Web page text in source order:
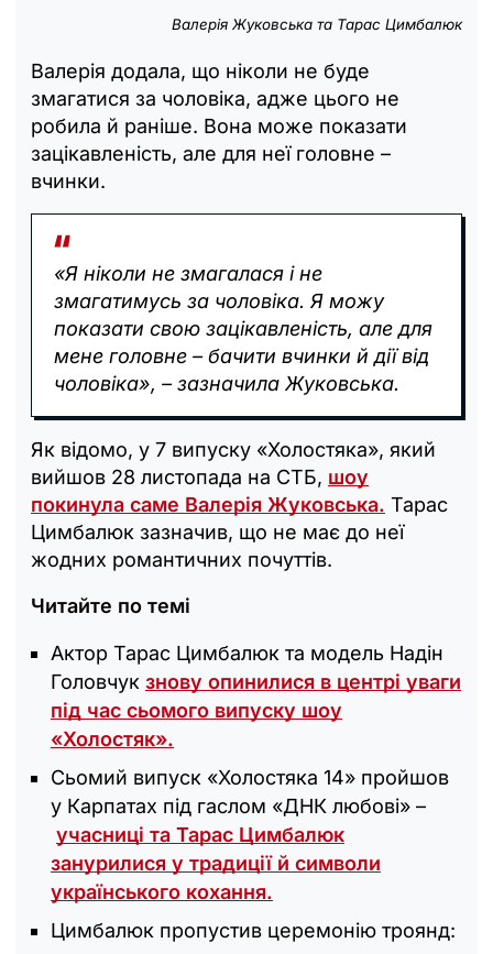
Валерія Жуковська та Тарас Цимбалюк
Валерія додала, що ніколи не буде
змагатися за чоловіка, адже цього не
робила й раніше. Вона може показати
зацікавленість, але для неї головне –
вчинки.
«Я ніколи не змагалася і не
змагатимусь за чоловіка. Я можу
показати свою зацікавленість, але для
мене головне – бачити вчинки й дії від
чоловіка», – зазначила Жуковська.
Як відомо, у 7 випуску «Холостяка», який
вийшов 28 листопада на СТБ, шоу
покинула саме Валерія Жуковська. Тарас
Цимбалюк зазначив, що не має до неї
жодних романтичних почуттів.
Читайте по темі
Актор Тарас Цимбалюк та модель Надін
Головчук знову опинилися в центрі уваги
під час сьомого випуску шоу
«Холостяк».
Сьомий випуск «Холостяка 14» пройшов
у Карпатах під гаслом «ДНК любові» –
учасниці та Тарас Цимбалюк
занурилися у традиції й символи
українського кохання.
Цимбалюк пропустив церемонію троянд: